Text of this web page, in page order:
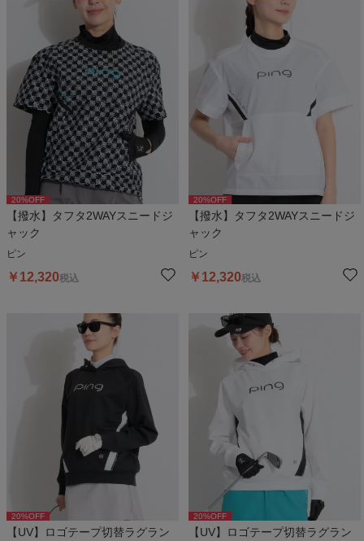
20%OFF
【撥水】タフタ2WAYスニードジ
ャック
ピン
￥ 12,320税込
20%OFF
【撥水】タフタ2WAYスニードジ
ャック
ピン
￥ 12,320税込
20%OFF
【UV】ロゴテープ切替ラグラン
20%OFF
【UV】ロゴテープ切替ラグラン